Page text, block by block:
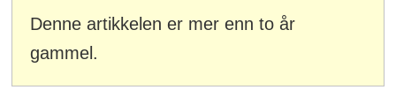
Denne artikkelen er mer enn to år
gammel.